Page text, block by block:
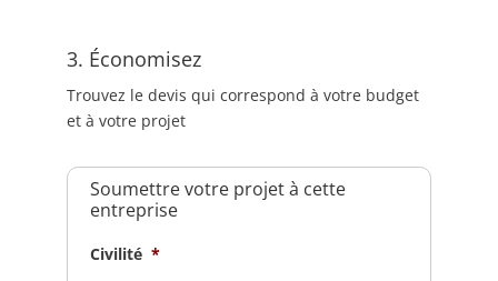
3. Économisez
Trouvez le devis qui correspond à votre budget
et à votre projet
Soumettre votre projet à cette
entreprise
Civilité *